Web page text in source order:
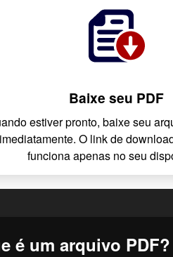
Baixe seu PDF
estiver pronto, baixe seu
imediatamente. O link de
funciona apenas no seu
é um arquivo PDF?